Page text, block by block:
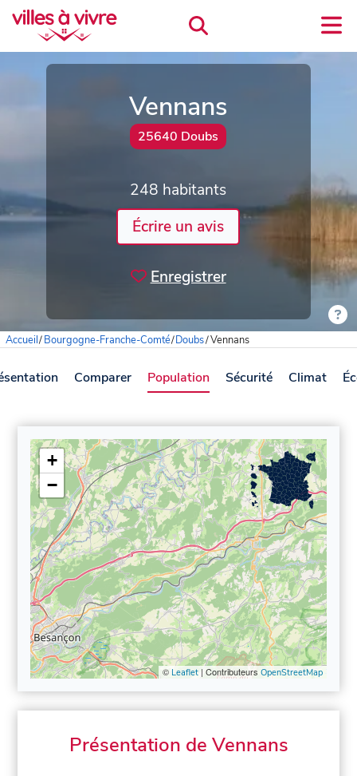
Vennans
25640 Doubs
248 habitants
Écrire un avis
Enregistrer
Accueil/Bourgogne-Franche-Comté/Doubs/Vennans
Comparer Population Sécurité Climat
+
−
© Leaflet| Contributeurs OpenStreetMap
Présentation de Vennans